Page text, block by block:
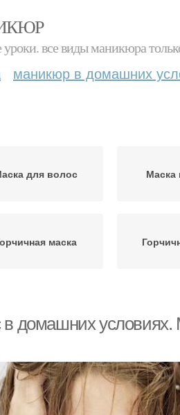
все виды маникюра
маникюр в домашних
для волос Маска
маска
кончиков
домашних условиях.